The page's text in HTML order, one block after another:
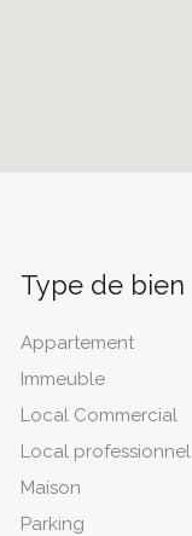
Type de bien
Appartement
Immeuble
Local Commercial
Local professionnel
Maison
Parking